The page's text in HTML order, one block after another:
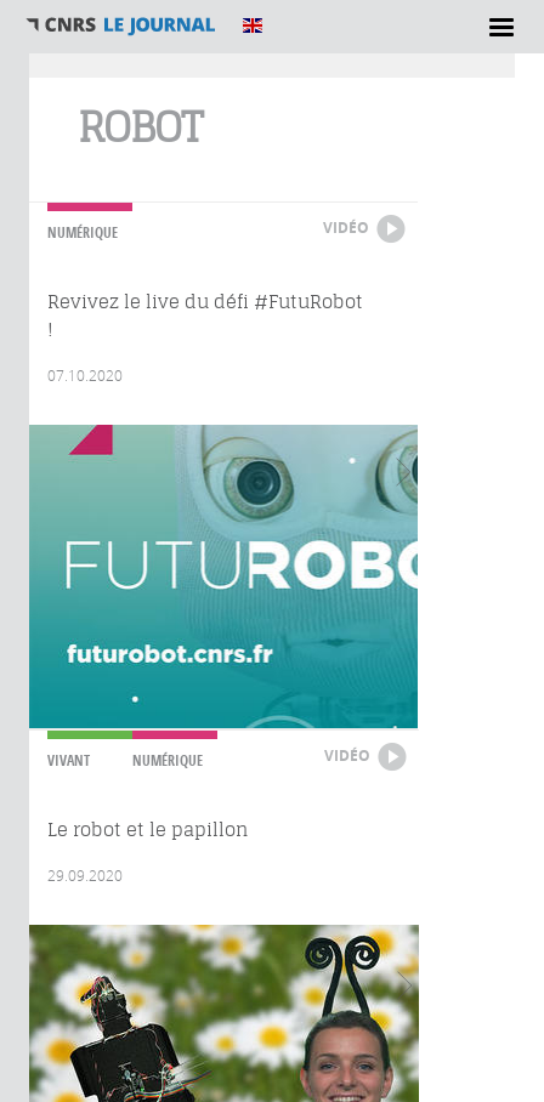
ROBOT
NUMÉRIQUE VIDÉO
Revivez le live du défi #FutuRobot
!
07.10.2020
VIVANT NUMÉRIQUE VIDÉO
Le robot et le papillon
29.09.2020